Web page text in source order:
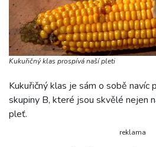
Kukuřičný klas prospívá naší pleti
Kukuřičný klas je sám o sobě navíc
skupiny B, které jsou skvělé nejen
pleť.
reklama